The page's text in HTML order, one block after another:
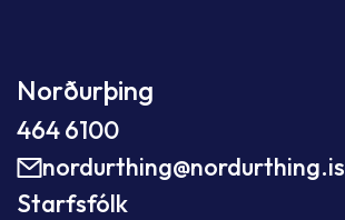
Norðurþing
464 6100
nordurthing@nordurthing.is
Starfsfólk